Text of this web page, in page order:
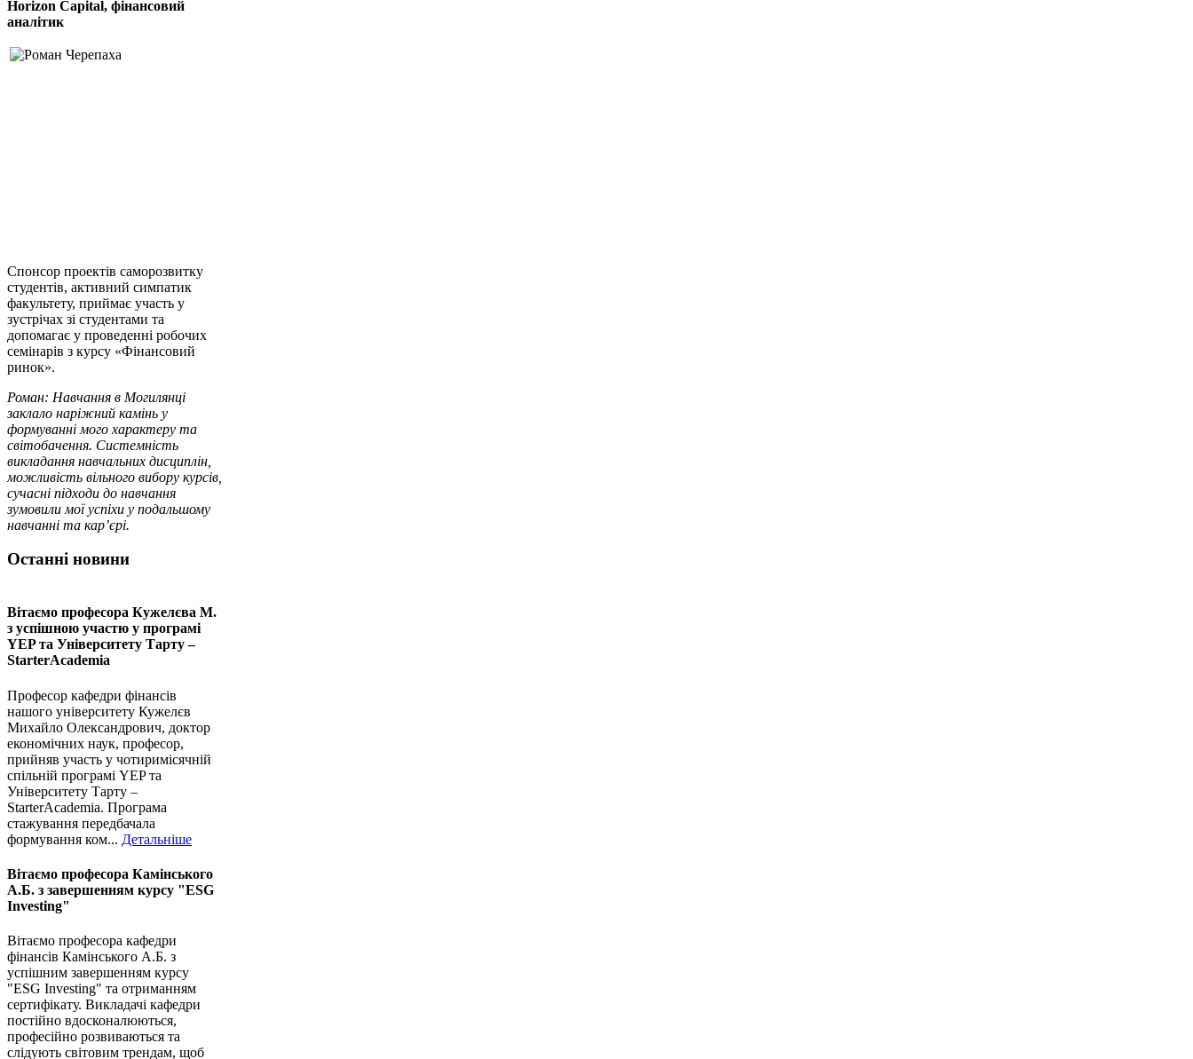
Horizon Capital, фінансовий
аналітик
Спонсор проектів саморозвитку
студентів, активний симпатик
факультету, приймає участь у
зустрічах зі студентами та
допомагає у проведенні робочих
семінарів з курсу «Фінансовий
ринок».
Роман: Навчання в Могилянці
заклало наріжний камінь у
формуванні мого характеру та
світобачення. Системність
викладання навчальних дисциплін,
можливість вільного вибору курсів,
сучасні підходи до навчання
зумовили мої успіхи у подальшому
навчанні та кар’єрі.
Останні новини
Вітаємо професора Кужелєва М.
з успішною участю у програмі
YEP та Університету Тарту –
StarterAcademia
Професор кафедри фінансів
нашого університету Кужелєв
Михайло Олександрович, доктор
економічних наук, професор,
прийняв участь у чотиримісячній
спільній програмі YEP та
Університету Тарту –
StarterAcademia. Програма
стажування передбачала
формування ком... Детальніше
Вітаємо професора Камінського
А.Б. з завершенням курсу "ESG
Investing"
Вітаємо професора кафедри
фінансів Камінського А.Б. з
успішним завершенням курсу
"ESG Investing" та отриманням
сертифікату. Викладачі кафедри
постійно вдосконалюються,
професійно розвиваються та
слідують світовим трендам, щоб